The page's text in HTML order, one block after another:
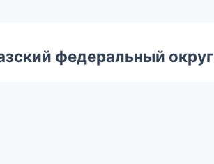
федеральный округ